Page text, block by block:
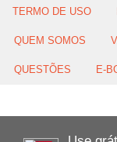
TERMO DE USO
QUEM SOMOS
QUESTÕES E-